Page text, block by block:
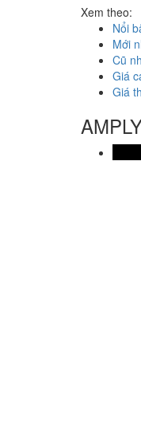
Xem theo:
Nổi
Mới
Cũ
Giá
Giá